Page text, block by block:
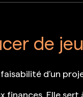
de
d’un
finances. Elle